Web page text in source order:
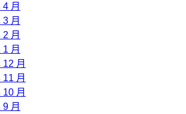
月
月
月
月
月
月
月
月